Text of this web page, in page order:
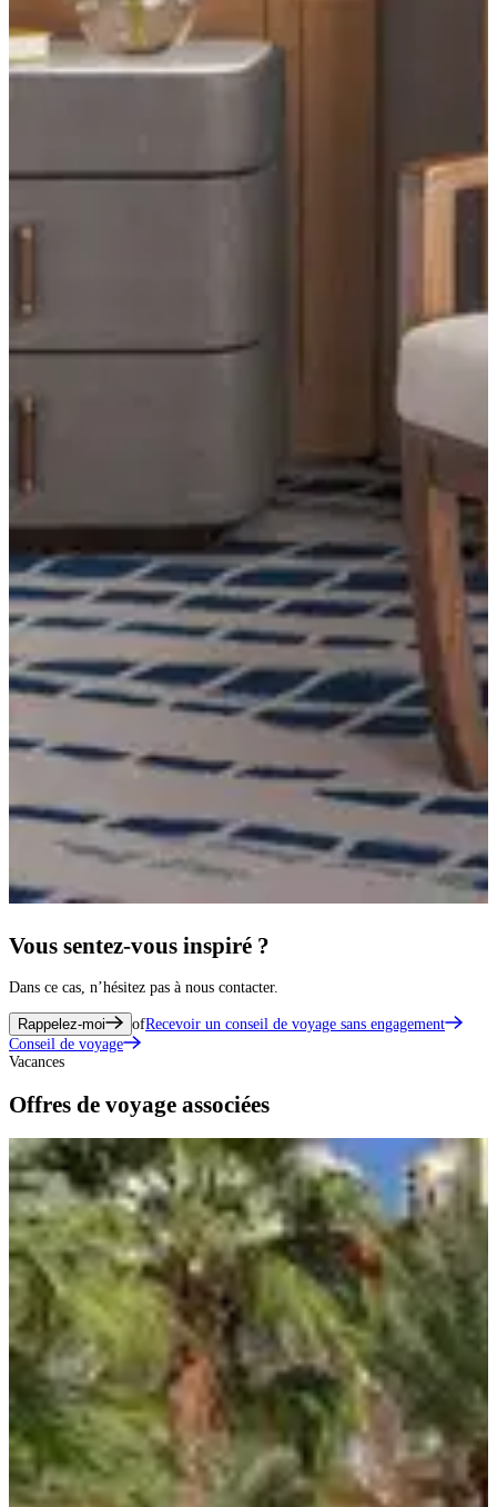
Vous sentez-vous inspiré ?
Dans ce cas, n’hésitez pas à nous contacter.
Rappelez-moi ofRecevoir un conseil de voyage sans engagement
Conseil de voyage
Vacances
Offres de voyage associées